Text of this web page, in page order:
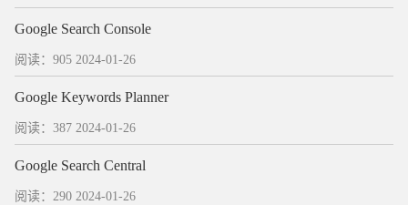
Google Search Console
阅读：905 2024-01-26
Google Keywords Planner
阅读：387 2024-01-26
Google Search Central
阅读：290 2024-01-26